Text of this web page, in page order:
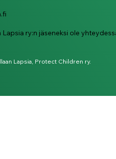
Lapsia ry:n jäseneksi ole
Lapsia, Protect Children ry.